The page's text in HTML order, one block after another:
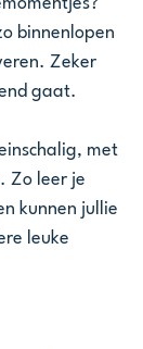
binnenlopen
Zeker
gaat.
met
Zo leer je
kunnen jullie
leuke